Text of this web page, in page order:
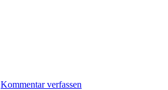
Kommentar verfassen